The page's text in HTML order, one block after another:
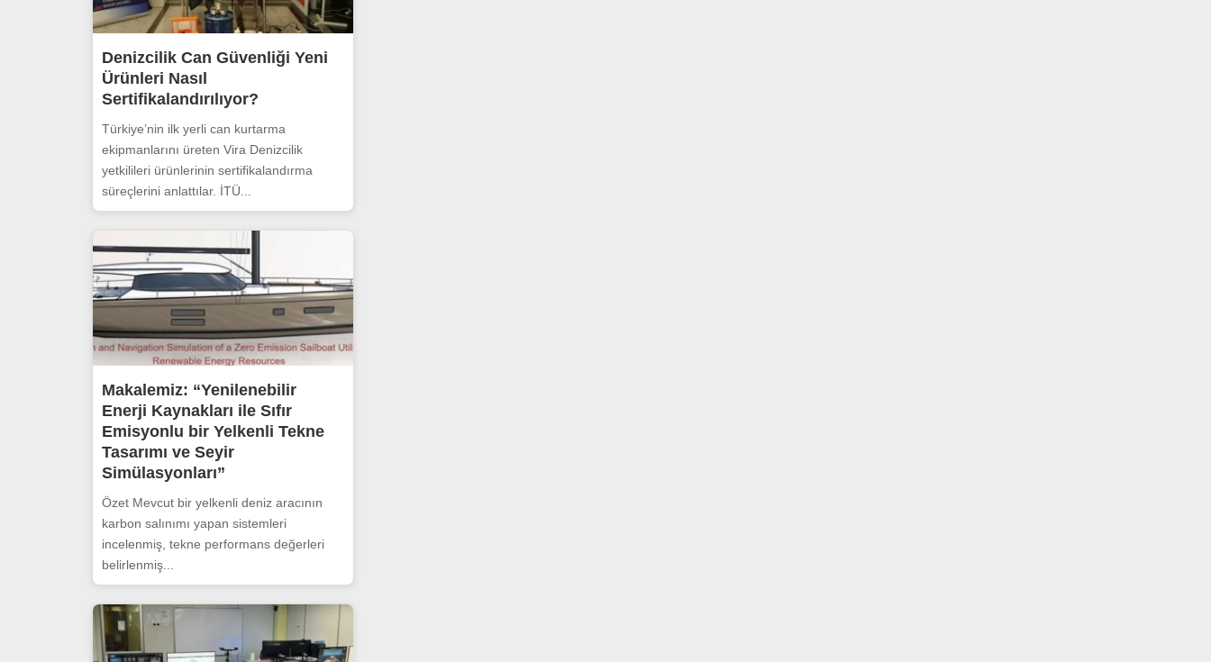
Denizcilik Can Güvenliği Yeni
Ürünleri Nasıl
Sertifikalandırılıyor?
Türkiye’nin ilk yerli can kurtarma
ekipmanlarını üreten Vira Denizcilik
yetkilileri ürünlerinin sertifikalandırma
süreçlerini anlattılar. İTÜ...
Makalemiz: “Yenilenebilir
Enerji Kaynakları ile Sıfır
Emisyonlu bir Yelkenli Tekne
Tasarımı ve Seyir
Simülasyonları”
Özet Mevcut bir yelkenli deniz aracının
karbon salınımı yapan sistemleri
incelenmiş, tekne performans değerleri
belirlenmiş...